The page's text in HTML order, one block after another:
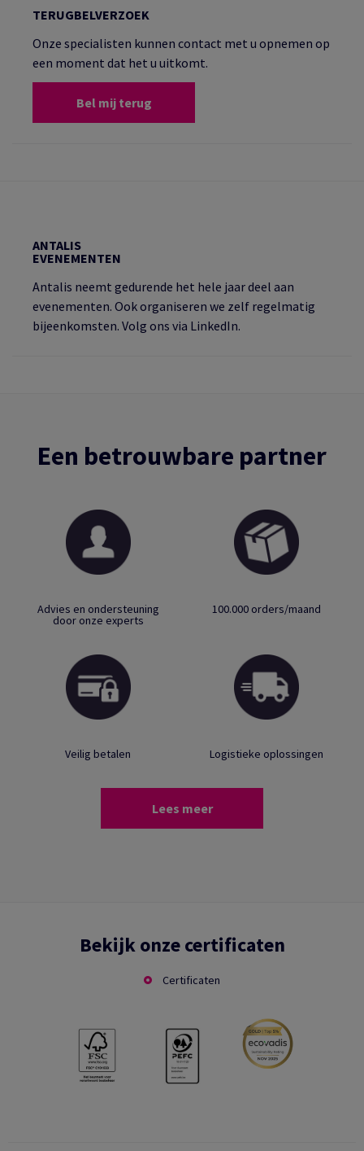
TERUGBELVERZOEK
Onze specialisten kunnen contact met u opnemen op
een moment dat het u uitkomt.
Bel mij terug
ANTALIS
EVENEMENTEN
Antalis neemt gedurende het hele jaar deel aan
evenementen. Ook organiseren we zelf regelmatig
bijeenkomsten. Volg ons via LinkedIn.
Een betrouwbare partner
Advies en ondersteuning
door onze experts
100.000 orders/maand
Veilig betalen Logistieke oplossingen
Lees meer
Bekijk onze certificaten
Certificaten